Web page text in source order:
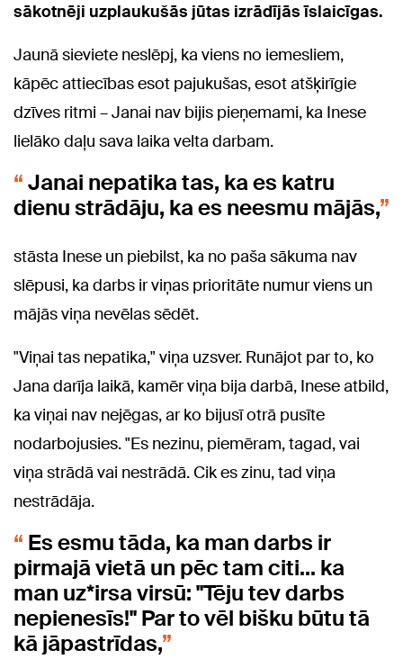
sākotnēji uzplaukušās jūtas izrādījās īslaicīgas.
Jaunā sieviete neslēpj, ka viens no iemesliem,
kāpēc attiecības esot pajukušas, esot atšķirīgie
dzīves ritmi – Janai nav bijis pieņemami, ka Inese
lielāko daļu sava laika velta darbam.
Janai nepatika tas, ka es katru
dienu strādāju, ka es neesmu mājās,
stāsta Inese un piebilst, ka no paša sākuma nav
slēpusi, ka darbs ir viņas prioritāte numur viens un
mājās viņa nevēlas sēdēt.
"Viņai tas nepatika," viņa uzsver. Runājot par to, ko
Jana darīja laikā, kamēr viņa bija darbā, Inese atbild,
ka viņai nav nejēgas, ar ko bijusī otrā pusīte
nodarbojusies. "Es nezinu, piemēram, tagad, vai
viņa strādā vai nestrādā. Cik es zinu, tad viņa
nestrādāja.
Es esmu tāda, ka man darbs ir
pirmajā vietā un pēc tam citi... ka
man uz*irsa virsū: "Tēju tev darbs
nepienesīs!" Par to vēl bišku būtu tā
kā jāpastrīdas,